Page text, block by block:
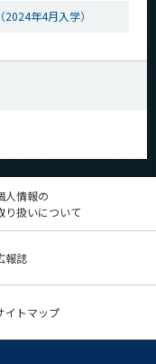
年4月入学）
人情報の
り扱いについて
報誌
イトマップ